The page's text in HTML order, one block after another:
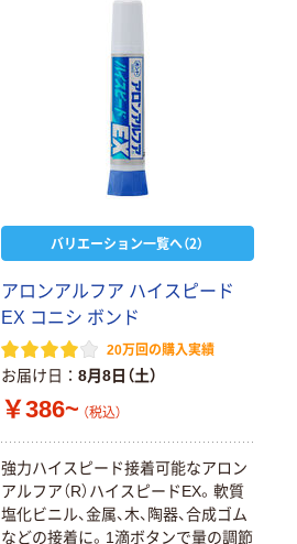
バリエーション一覧へ（2）
アロンアルフア ハイスピード
EX コニシ ボンド
20万回の購入実績
お届け日 8月8日（土）
￥386~ （税込）
強力ハイスピード接着可能なアロン
アルフア（R）ハイスピードEX。軟質
塩化ビニル、金属、木、陶器、合成ゴム
などの接着に。1滴ボタンで量の調節